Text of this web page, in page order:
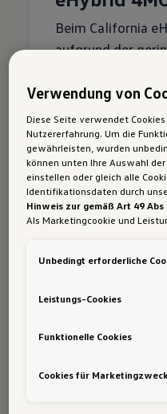
Beim California
aufgrund der
keine NoVA an.
Informationen
1,5 %
California
4MOTION als
Sie von einem
von 1,5 %.
Mehr Infos zum
Verwendung von
Diese Seite verwendet
Nutzererfahrung. Um die
gewährleisten, wurden
können unten Ihre Auswahl
einstellen oder gleich alle
Identifikationsdaten durch
Hinweis zur gemäß Art 49
Als Marketingcookie und
Daten in die USA
Angemessenheitsbeschluss
Betroffener in den USA nicht
USA keine
ausgeschlossen werden kann,
Sicherheitsbehörden einen
Unbedingt erforderliche
Leistungs-Cookies
Funktionelle Cookies
Cookies für